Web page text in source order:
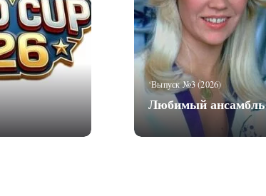
‘Выпуск №3 (2026)
Любимый ансамбль